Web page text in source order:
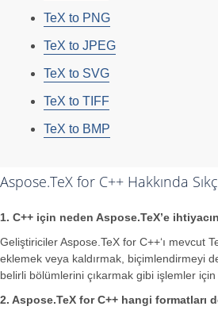
TeX to PNG
TeX to JPEG
TeX to SVG
TeX to TIFF
TeX to BMP
Aspose.TeX for C++ Hakkında
1. C++ için neden Aspose.TeX’e
Geliştiriciler Aspose.TeX for C++‘ı mevcut
eklemek veya kaldırmak, biçimlendirmeyi
belirli bölümlerini çıkarmak gibi işlemler için
2. Aspose.TeX for C++ hangi formatları